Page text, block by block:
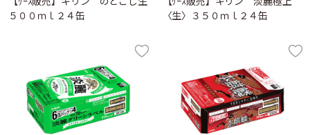
５００ｍｌ２４缶
〈生〉３５０ｍｌ２４缶